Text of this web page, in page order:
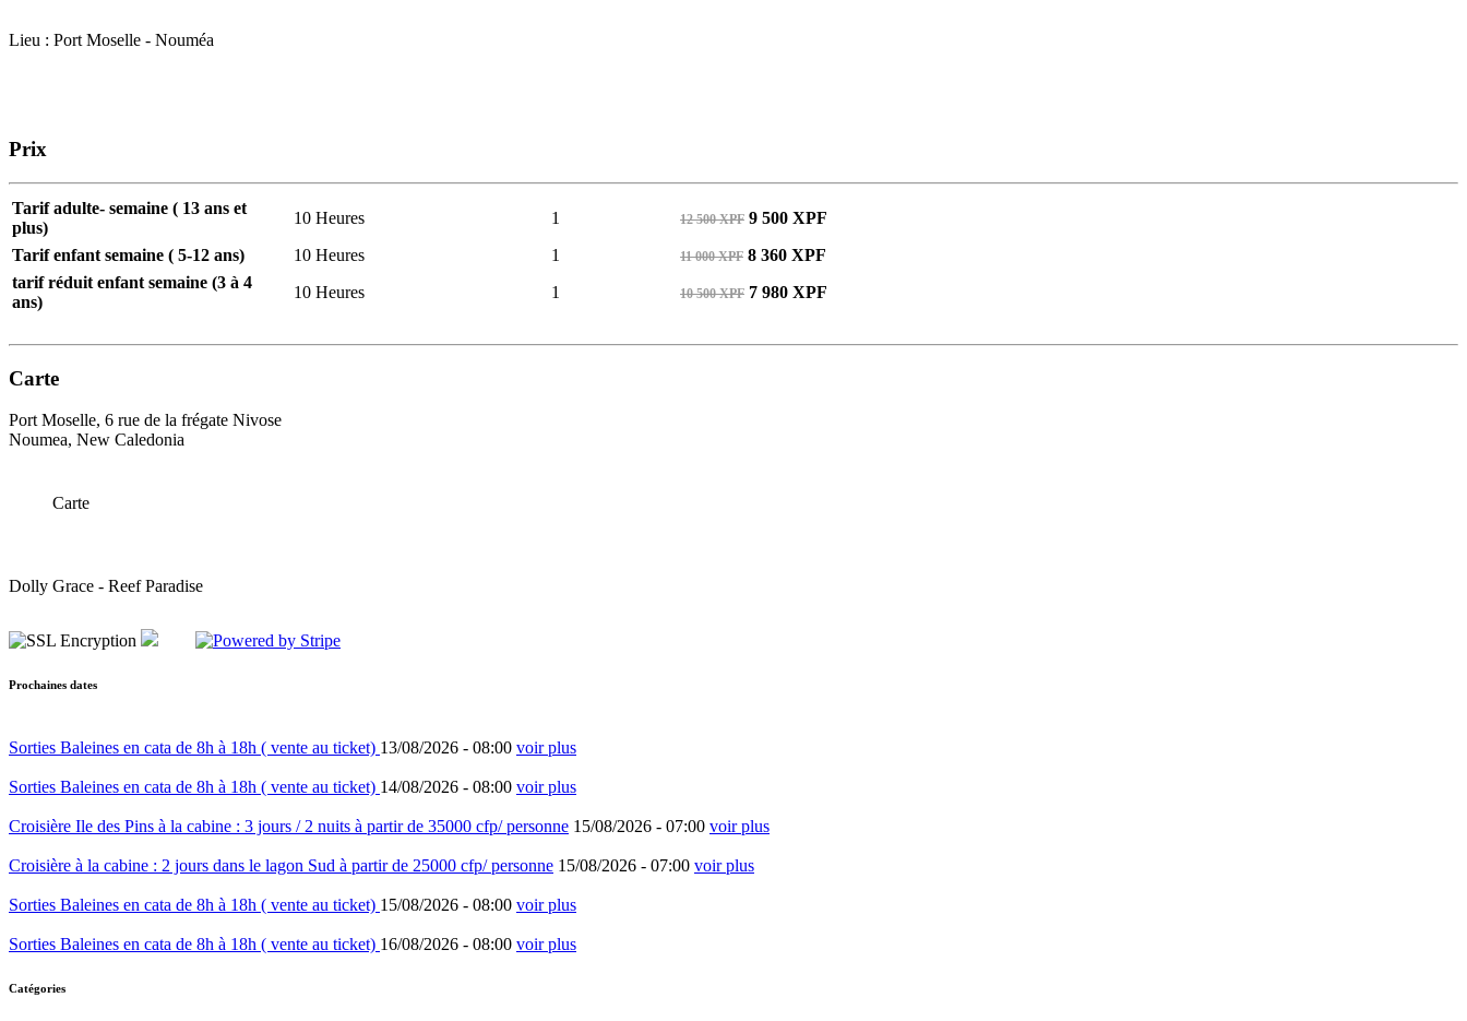
Lieu : Port Moselle - Nouméa
Prix
Tarif adulte- semaine ( 13 ans et
plus)
10 Heures 1 12 500 XPF 9 500 XPF
Tarif enfant semaine ( 5-12 ans)
10 Heures 1 11 000 XPF 8 360 XPF
tarif réduit enfant semaine (3 à 4
ans)
10 Heures 1 10 500 XPF 7 980 XPF
Carte
Port Moselle, 6 rue de la frégate Nivose
Noumea, New Caledonia
Carte
Dolly Grace - Reef Paradise
Prochaines dates
Sorties Baleines en cata de 8h à 18h ( vente au ticket) 13/08/2026 - 08:00 voir plus
Sorties Baleines en cata de 8h à 18h ( vente au ticket) 14/08/2026 - 08:00 voir plus
Croisière Ile des Pins à la cabine : 3 jours / 2 nuits à partir de 35000 cfp/ personne 15/08/2026 - 07:00 voir plus
Croisière à la cabine : 2 jours dans le lagon Sud à partir de 25000 cfp/ personne 15/08/2026 - 07:00 voir plus
Sorties Baleines en cata de 8h à 18h ( vente au ticket) 15/08/2026 - 08:00 voir plus
Sorties Baleines en cata de 8h à 18h ( vente au ticket) 16/08/2026 - 08:00 voir plus
Catégories